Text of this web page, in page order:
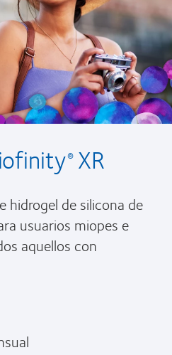
®XR
hidrogel de silicona de
usuarios miopes e
aquellos con